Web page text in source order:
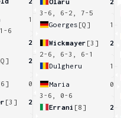
1
6
2
2
0
[3]
2
Olaru
2
3-6, 6-2, 7-5
Goerges [Q] 1
Wickmayer [3]
2
2-6, 6-3, 6-1
Dulgheru
1
Maria
0
3-6, 0-6
Errani [8] 2